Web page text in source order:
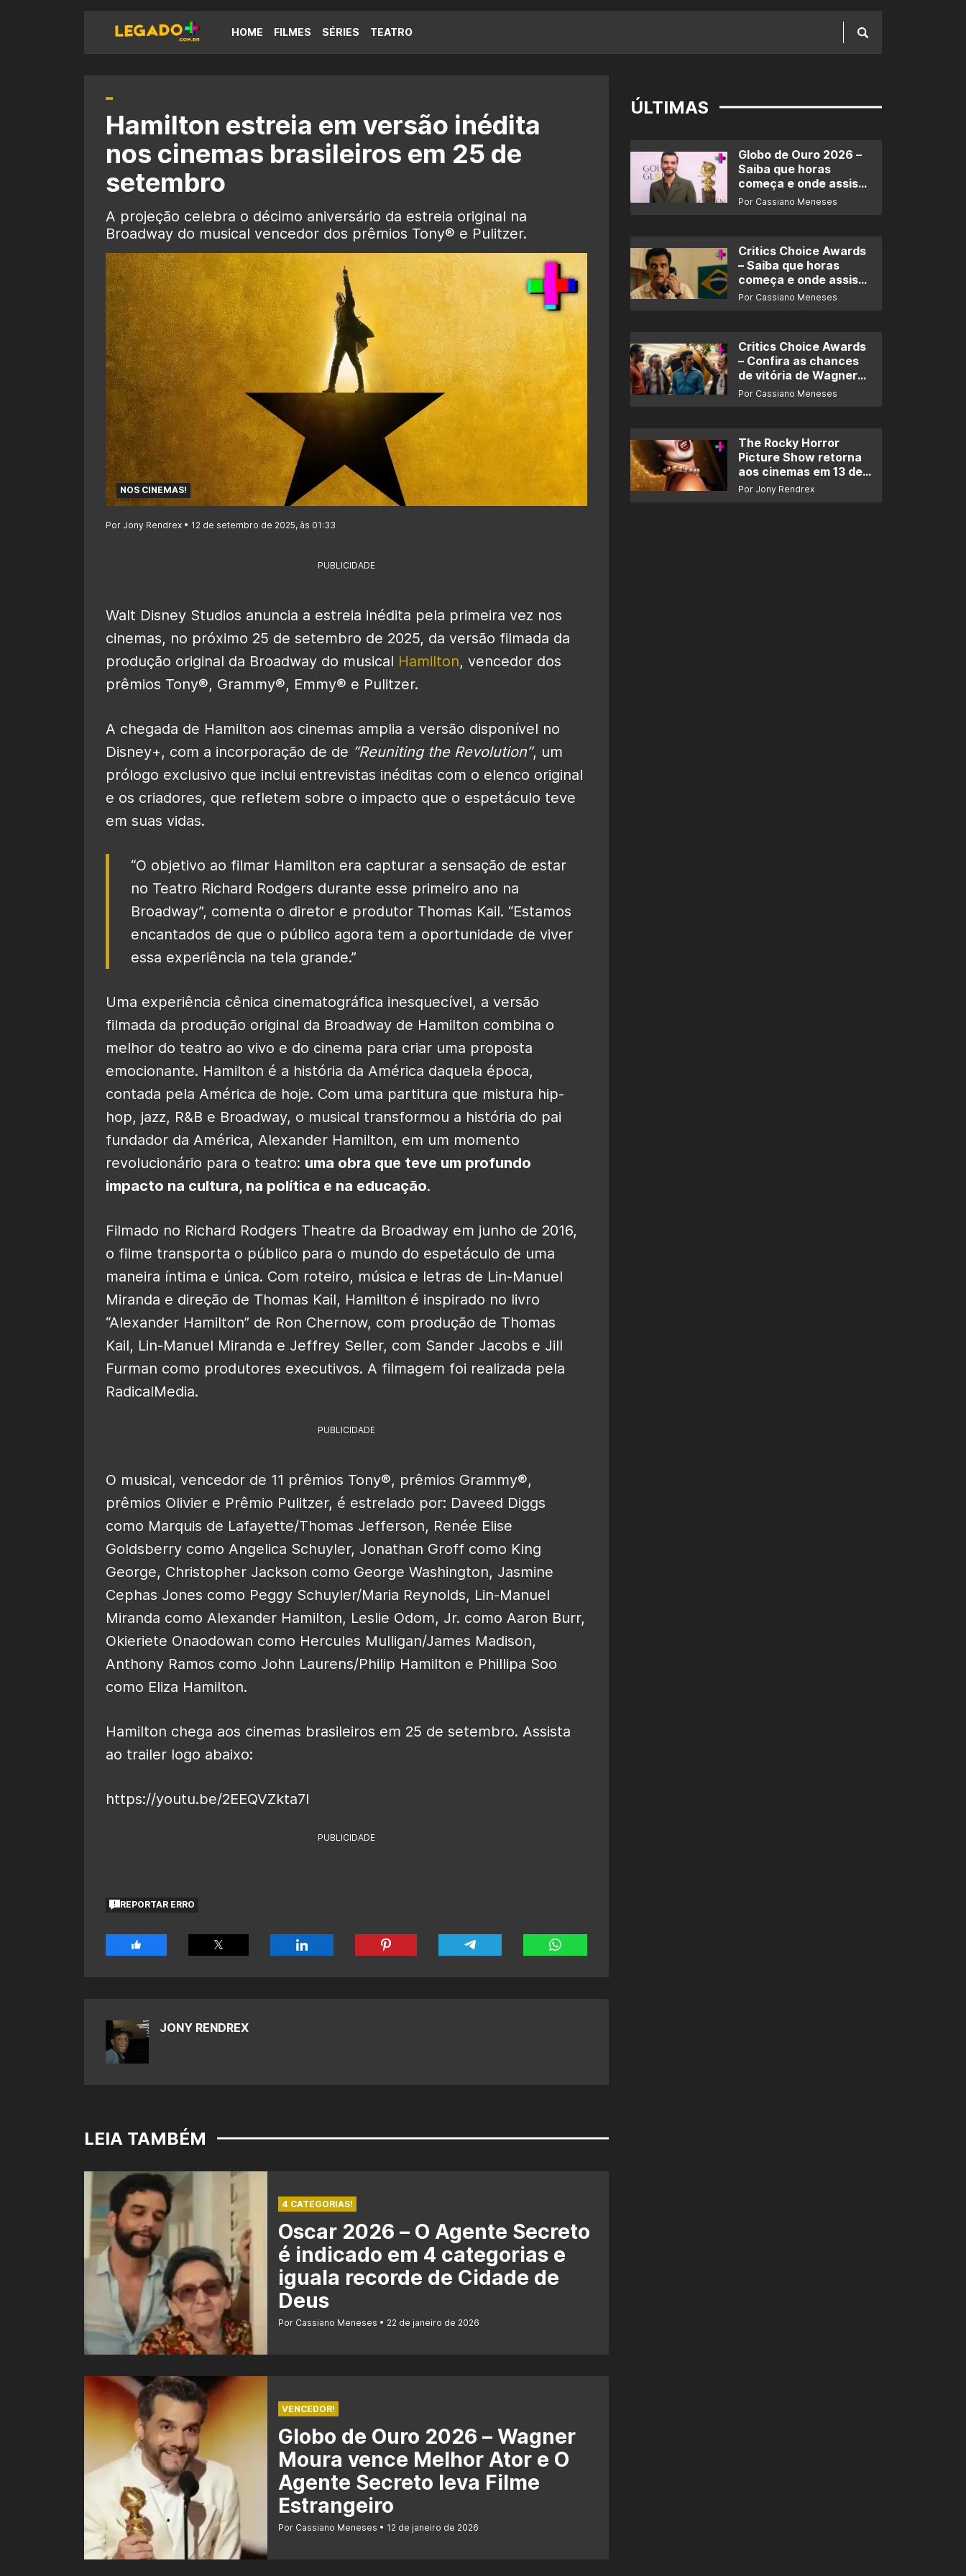
HOME FILMES SÉRIES TEATRO
Hamilton estreia em versão inédita
nos cinemas brasileiros em 25 de
setembro
A projeção celebra o décimo aniversário da estreia original na
Broadway do musical vencedor dos prêmios Tony® e Pulitzer.
NOS CINEMAS!
Por Jony Rendrex • 12 de setembro de 2025, às 01:33
PUBLICIDADE
Walt Disney Studios anuncia a estreia inédita pela primeira vez nos
cinemas, no próximo 25 de setembro de 2025, da versão filmada da
produção original da Broadway do musical Hamilton, vencedor dos
prêmios Tony®, Grammy®, Emmy® e Pulitzer.
A chegada de Hamilton aos cinemas amplia a versão disponível no
Disney+, com a incorporação de de “Reuniting the Revolution”, um
prólogo exclusivo que inclui entrevistas inéditas com o elenco original
e os criadores, que refletem sobre o impacto que o espetáculo teve
em suas vidas.
“O objetivo ao filmar Hamilton era capturar a sensação de estar
no Teatro Richard Rodgers durante esse primeiro ano na
Broadway”, comenta o diretor e produtor Thomas Kail. “Estamos
encantados de que o público agora tem a oportunidade de viver
essa experiência na tela grande.”
Uma experiência cênica cinematográfica inesquecível, a versão
filmada da produção original da Broadway de Hamilton combina o
melhor do teatro ao vivo e do cinema para criar uma proposta
emocionante. Hamilton é a história da América daquela época,
contada pela América de hoje. Com uma partitura que mistura hip-
hop, jazz, R&B e Broadway, o musical transformou a história do pai
fundador da América, Alexander Hamilton, em um momento
revolucionário para o teatro: uma obra que teve um profundo
impacto na cultura, na política e na educação.
Filmado no Richard Rodgers Theatre da Broadway em junho de 2016,
o filme transporta o público para o mundo do espetáculo de uma
maneira íntima e única. Com roteiro, música e letras de Lin-Manuel
Miranda e direção de Thomas Kail, Hamilton é inspirado no livro
“Alexander Hamilton” de Ron Chernow, com produção de Thomas
Kail, Lin-Manuel Miranda e Jeffrey Seller, com Sander Jacobs e Jill
Furman como produtores executivos. A filmagem foi realizada pela
RadicalMedia.
PUBLICIDADE
O musical, vencedor de 11 prêmios Tony®, prêmios Grammy®,
prêmios Olivier e Prêmio Pulitzer, é estrelado por: Daveed Diggs
como Marquis de Lafayette/Thomas Jefferson, Renée Elise
Goldsberry como Angelica Schuyler, Jonathan Groff como King
George, Christopher Jackson como George Washington, Jasmine
Cephas Jones como Peggy Schuyler/Maria Reynolds, Lin-Manuel
Miranda como Alexander Hamilton, Leslie Odom, Jr. como Aaron Burr,
Okieriete Onaodowan como Hercules Mulligan/James Madison,
Anthony Ramos como John Laurens/Philip Hamilton e Phillipa Soo
como Eliza Hamilton.
Hamilton chega aos cinemas brasileiros em 25 de setembro. Assista
ao trailer logo abaixo:
https://youtu.be/2EEQVZkta7I
PUBLICIDADE
REPORTAR ERRO
JONY RENDREX
LEIA TAMBÉM
4 CATEGORIAS!
Oscar 2026 – O Agente Secreto
é indicado em 4 categorias e
iguala recorde de Cidade de
Deus
Por Cassiano Meneses 22 de janeiro de 2026
VENCEDOR!
Globo de Ouro 2026 – Wagner
Moura vence Melhor Ator e O
Agente Secreto leva Filme
Estrangeiro
Por Cassiano Meneses 12 de janeiro de 2026
ÚLTIMAS
Globo de Ouro 2026 –
Saiba que horas
começa e onde assistir
ao prêmio
Por Cassiano Meneses
Critics Choice Awards
– Saiba que horas
começa e onde assistir
ao prêmio
Por Cassiano Meneses
Critics Choice Awards
– Confira as chances
de vitória de Wagner
Moura e de ‘O Agente
Por Cassiano Meneses
The Rocky Horror
Picture Show retorna
aos cinemas em 13 de
novembro
Por Jony Rendrex